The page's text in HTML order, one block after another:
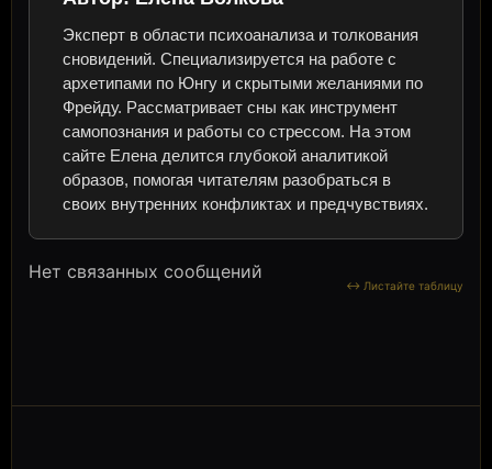
Эксперт в области психоанализа и толкования
сновидений. Специализируется на работе с
архетипами по Юнгу и скрытыми желаниями по
Фрейду. Рассматривает сны как инструмент
самопознания и работы со стрессом. На этом
сайте Елена делится глубокой аналитикой
образов, помогая читателям разобраться в
своих внутренних конфликтах и предчувствиях.
Нет связанных сообщений